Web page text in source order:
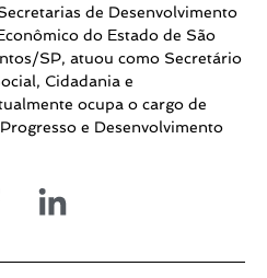
de Desenvolvimento
do Estado de São
SP, atuou como Secretário
Cidadania e
ocupa o cargo de
e Desenvolvimento